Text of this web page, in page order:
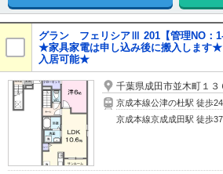
グラン フェリシアⅢ 201【管理NO：1-
★家具家電は申し込み後に搬入します
入居可能★
千葉県成田市並木町１３
京成本線公津の杜駅 徒歩
京成本線京成成田駅 徒歩